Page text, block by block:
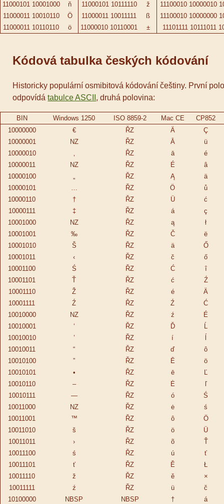
11000101 10001000
ň 11000101 10111110 ž
11100010 10000010
11000011 10010110
Ö 11000011 10011111 ß
11100010 10000000
11000011 10110110
ö 11000010 10110001 ± 11101111 10111011
Kódová tabulka českých kódování
Historicky populární osmibitová kódování češtiny. První
odpovídátabulce ASCII , druhá polovina:
BIN Win­dows 1250 ISO 8859-2 Mac CE
CP­852
10000000
€ ŘZ Ä
Ç
10000001
NZ ŘZ Ā
ü
10000010
‚ ŘZ ā
é
10000011
NZ ŘZ É
â
10000100
„ ŘZ Ą
ä
10000101
… ŘZ Ö
ů
10000110
† ŘZ Ü
ć
10000111
‡ ŘZ á
ç
10001000
NZ ŘZ ą
ł
10001001
‰ ŘZ Č
ë
10001010
Š ŘZ ä
Ő
10001011
‹ ŘZ č
ő
10001100
Ś ŘZ Ć
î
10001101
Ť ŘZ ć
Ź
10001110
Ž ŘZ é
Ä
10001111
Ź ŘZ Ź
Ć
10010000
NZ ŘZ ź
É
10010001
‘ ŘZ Ď
Ĺ
10010010
’ ŘZ í
10010011
“ ŘZ ď
ô
10010100
” ŘZ Ē
ö
10010101
• ŘZ ē
Ľ
10010110
– ŘZ Ė
ľ
10010111
— ŘZ ó
Ś
10011000
NZ ŘZ ė
ś
10011001
™ ŘZ ô
Ö
10011010
š ŘZ ö
Ü
10011011
› ŘZ õ
Ť
10011100
ś ŘZ ú
ť
10011101
ť ŘZ Ě
Ł
10011110
ž ŘZ ě
×
10011111
ź ŘZ ü
č
10100000
NBSP NBSP †
á